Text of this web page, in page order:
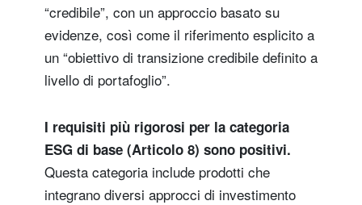
“credibile”, con un approccio basato su
evidenze, così come il riferimento esplicito a
un “obiettivo di transizione credibile definito a
livello di portafoglio”.
I requisiti più rigorosi per la categoria
ESG di base (Articolo 8) sono positivi.
Questa categoria include prodotti che
integrano diversi approcci di investimento